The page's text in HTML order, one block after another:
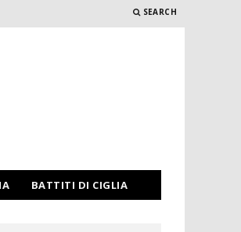
SEARCH
BATTITI DI CIGLIA